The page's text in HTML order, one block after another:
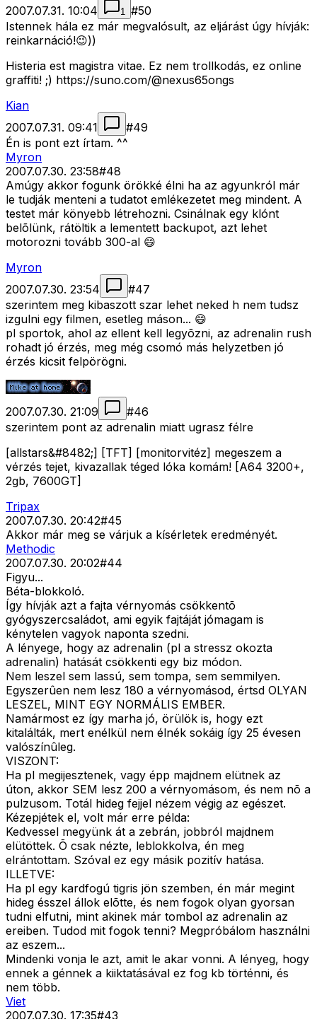
2007.07.31. 10:04 1 #50
Istennek hála ez már megvalósult, az eljárást úgy hívják:
reinkarnáció!😉))
Histeria est magistra vitae. Ez nem trollkodás, ez online
graffiti! ;) https://suno.com/@nexus65ongs
Kian
2007.07.31. 09:41
#49
Én is pont ezt írtam. ^^
Myron
2007.07.30. 23:58#48
Amúgy akkor fogunk örökké élni ha az agyunkról már
le tudják menteni a tudatot emlékezetet meg mindent. A
testet már könyebb létrehozni. Csinálnak egy klónt
belõlünk, rátöltik a lementett backupot, azt lehet
motorozni tovább 300-al 😄
Myron
2007.07.30. 23:54
#47
szerintem meg kibaszott szar lehet neked h nem tudsz
izgulni egy filmen, esetleg máson... 😄
pl sportok, ahol az ellent kell legyõzni, az adrenalin rush
rohadt jó érzés, meg még csomó más helyzetben jó
érzés kicsit felpörögni.
2007.07.30. 21:09 #46
szerintem pont az adrenalin miatt ugrasz félre
[allstars&#8482;] [TFT] [monitorvitéz] megeszem a
vérzés tejet, kivazallak téged lóka komám! [A64 3200+,
2gb, 7600GT]
Tripax
2007.07.30. 20:42#45
Akkor már meg se várjuk a kísérletek eredményét.
Methodic
2007.07.30. 20:02#44
Figyu...
Béta-blokkoló.
Így hívják azt a fajta vérnyomás csökkentõ
gyógyszercsaládot, ami egyik fajtáját jómagam is
kénytelen vagyok naponta szedni.
A lényege, hogy az adrenalin (pl a stressz okozta
adrenalin) hatását csökkenti egy biz módon.
Nem leszel sem lassú, sem tompa, sem semmilyen.
Egyszerûen nem lesz 180 a vérnyomásod, értsd OLYAN
LESZEL, MINT EGY NORMÁLIS EMBER.
Namármost ez így marha jó, örülök is, hogy ezt
kitalálták, mert enélkül nem élnék sokáig így 25 évesen
valószínûleg.
VISZONT:
Ha pl megijesztenek, vagy épp majdnem elütnek az
úton, akkor SEM lesz 200 a vérnyomásom, és nem nõ a
pulzusom. Totál hideg fejjel nézem végig az egészet.
Kézepjétek el, volt már erre példa:
Kedvessel megyünk át a zebrán, jobbról majdnem
elütöttek. Õ csak nézte, leblokkolva, én meg
elrántottam. Szóval ez egy másik pozitív hatása.
ILLETVE:
Ha pl egy kardfogú tigris jön szemben, én már megint
hideg ésszel állok elõtte, és nem fogok olyan gyorsan
tudni elfutni, mint akinek már tombol az adrenalin az
ereiben. Tudod mit fogok tenni? Megpróbálom használni
az eszem...
Mindenki vonja le azt, amit le akar vonni. A lényeg, hogy
ennek a génnek a kiiktatásával ez fog kb történni, és
nem több.
Viet
2007.07.30. 17:35#43